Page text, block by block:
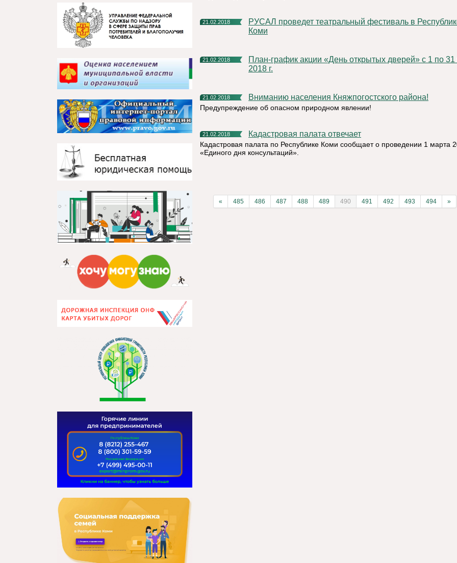
21.02.2018
РУСАЛ проведет театральный фестиваль в Республике
Коми
21.02.2018
План-график акции «День открытых дверей» с 1 по 31 марта
2018 г.
21.02.2018 Вниманию населения Княжпогостского района!
Предупреждение об опасном природном явлении!
21.02.2018 Кадастровая палата отвечает
Кадастровая палата по Республике Коми сообщает о проведении 1 марта
«Единого дня консультаций».
« 485 486 487 488 489 490 491 492 493 494 »